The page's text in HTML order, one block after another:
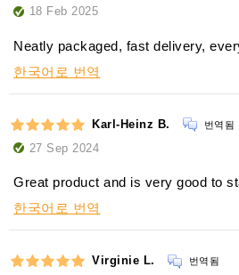
18 Feb 2025
Neatly packaged, fast delivery,
한국어로 번역
Karl-Heinz B. 번역됨
27 Sep 2024
Great product and is very good to
한국어로 번역
Virginie L. 번역됨